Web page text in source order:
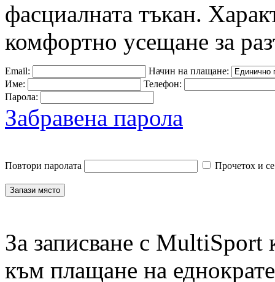
фасциалната тъкан.
комфортно усещане за
Email:
Начин на плащане:
Име:
Телефон:
Парола:
Забравена парола
Повтори паролата Прочетох и
За записване с MultiSport
към плащане на